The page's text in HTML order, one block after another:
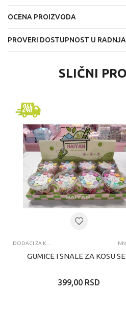
OCENA PROIZVODA
PROVERI DOSTUPNOST U
SLIČNI
GUMICE I SNALE ZA KOSU
399,00 RSD